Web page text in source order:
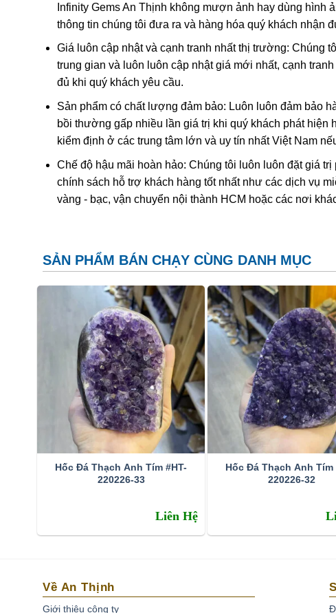
Khi nung nóng ametit thường chuyển thành màu vàng , và
được coi đơn giản chỉ là “ametit được gia nhiệt”. Thạch
Ametit tổng hợp rất giống với ametit chất lượng cao. Các
nhiên nên rất khó phân biệt một cách chính xác trừ khi
nghiệm dựa trên quy luật sinh đôi tên “Brazil law twinning”
thạch anh phải và trái được liên kết tạo thành một tinh thể
dễ dàng hơn. Tuy nhiên về mặc lý thuyết, người ta có thể
Tên khoa học: đá thạch anh tím (amethyst)
Màu sắc: Tất cả các dạng của màu tím như trắng phớt
và xám.
Infinity Gems An Thịnh không mượn ảnh hay dùng hình
thông tin chúng tôi đưa ra và hàng hóa quý khách nhận
Giá luôn cập nhật và cạnh tranh nhất thị trường: Chúng
trung gian và luôn luôn cập nhật giá mới nhất, cạnh
đủ khi quý khách yêu cầu.
Sản phẩm có chất lượng đảm bảo: Luôn luôn đảm bảo
bồi thường gấp nhiều lần giá trị khi quý khách phát
kiểm định ở các trung tâm lớn và uy tín nhất Việt Nam
Chế độ hậu mãi hoàn hảo: Chúng tôi luôn luôn đặt giá
chính sách hỗ trợ khách hàng tốt nhất như các dịch vụ
vàng - bạc, vận chuyển nội thành HCM hoặc các nơi
SẢN PHẨM BÁN CHẠY CÙNG DANH MỤC
Hốc Đá Thạch Anh Tím #HT-
220226-33
Liên Hệ
Hốc Đá Thạch Anh Tím
220226-32
Về An Thịnh
Giới thiệu công ty